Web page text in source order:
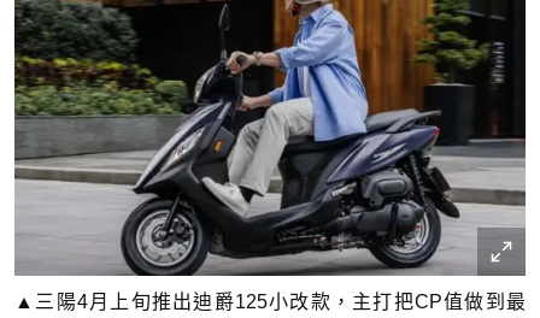
▲三陽4月上旬推出迪爵125小改款，主打把CP值做到最